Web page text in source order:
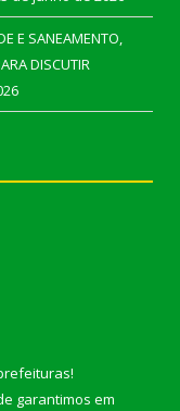
E SANEAMENTO,
DISCUTIR
!
garantimos em